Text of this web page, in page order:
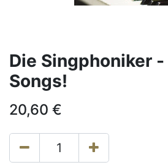
Die Singphoniker
Songs!
20,60 €